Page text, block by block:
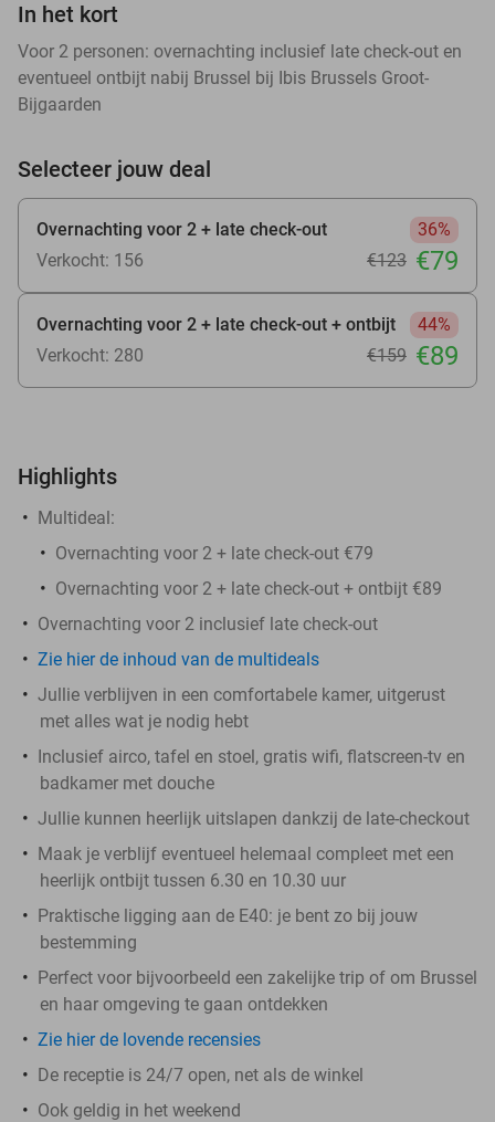
In het kort
Voor 2 personen: overnachting inclusief late check-out en
eventueel ontbijt nabij Brussel bij Ibis Brussels Groot-
Bijgaarden
Selecteer jouw deal
Overnachting voor 2 + late check-out
36%
Verkocht: 156
€123 €79
Overnachting voor 2 + late check-out + ontbijt
44%
Verkocht: 280
€159 €89
Highlights
Multideal:
Overnachting voor 2 + late check-out €79
Overnachting voor 2 + late check-out + ontbijt €89
Overnachting voor 2 inclusief late check-out
Zie hier de inhoud van de multideals
Jullie verblijven in een comfortabele kamer, uitgerust
met alles wat je nodig hebt
Inclusief airco, tafel en stoel, gratis wifi, flatscreen-tv en
badkamer met douche
Jullie kunnen heerlijk uitslapen dankzij de late-checkout
Maak je verblijf eventueel helemaal compleet met een
heerlijk ontbijt tussen 6.30 en 10.30 uur
Praktische ligging aan de E40: je bent zo bij jouw
bestemming
Perfect voor bijvoorbeeld een zakelijke trip of om Brussel
en haar omgeving te gaan ontdekken
Zie hier de lovende recensies
De receptie is 24/7 open, net als de winkel
Ook geldig in het weekend